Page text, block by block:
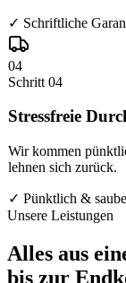
✓ Schriftliche
04
Schritt 04
Stressfreie
Wir kommen
lehnen sich zurück.
✓ Pünktlich &
Unsere Leistungen
Alles aus
bis zur